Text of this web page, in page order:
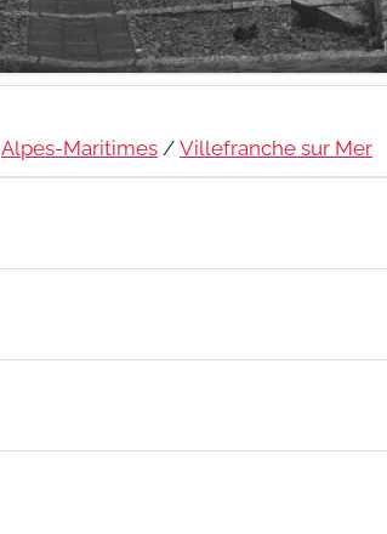
Alpes-Maritimes / Villefranche sur Mer